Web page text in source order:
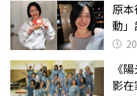
原
動
《
影